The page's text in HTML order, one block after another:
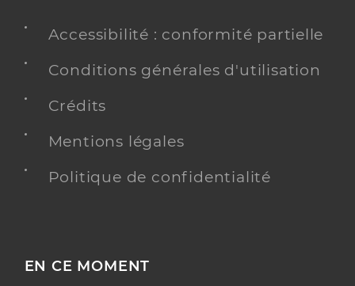
Accessibilité : conformité partielle
Conditions générales d'utilisation
Crédits
Mentions légales
Politique de confidentialité
EN CE MOMENT